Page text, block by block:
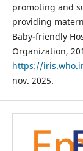
promoting and
providing
Baby-friendly
Organization,
https://
nov. 2025.